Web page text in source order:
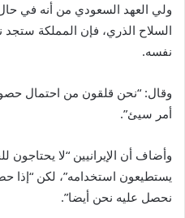
ولي العهد السعودي من أنه في
السلاح الذري، فإن المملكة
نفسه.
وقال: “نحن قلقون من احتمال
أمر سيئ”.
وأضاف أن الإيرانيين “لا
يستطيعون استخدامه”، لكن “إذا
نحصل عليه نحن أيضا”.